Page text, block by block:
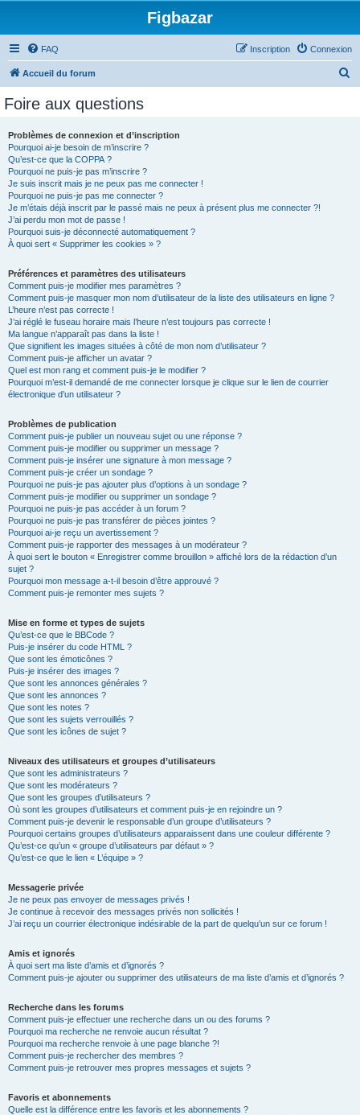
Figbazar
FAQ Connexion
Inscription
Accueil du forum
Foire aux questions
Problèmes de connexion et d’inscription
Pourquoi ai-je besoin de m’inscrire ?
Qu’est-ce que la COPPA ?
Pourquoi ne puis-je pas m’inscrire ?
Je suis inscrit mais je ne peux pas me connecter !
Pourquoi ne puis-je pas me connecter ?
Je m’étais déjà inscrit par le passé mais ne peux à présent plus me connecter ?!
J’ai perdu mon mot de passe !
Pourquoi suis-je déconnecté automatiquement ?
À quoi sert « Supprimer les cookies » ?
Préférences et paramètres des utilisateurs
Comment puis-je modifier mes paramètres ?
Comment puis-je masquer mon nom d’utilisateur de la liste des utilisateurs en ligne ?
L’heure n’est pas correcte !
J’ai réglé le fuseau horaire mais l’heure n’est toujours pas correcte !
Ma langue n’apparaît pas dans la liste !
Que signifient les images situées à côté de mon nom d’utilisateur ?
Comment puis-je afficher un avatar ?
Quel est mon rang et comment puis-je le modifier ?
Pourquoi m’est-il demandé de me connecter lorsque je clique sur le lien de courrier
électronique d’un utilisateur ?
Problèmes de publication
Comment puis-je publier un nouveau sujet ou une réponse ?
Comment puis-je modifier ou supprimer un message ?
Comment puis-je insérer une signature à mon message ?
Comment puis-je créer un sondage ?
Pourquoi ne puis-je pas ajouter plus d’options à un sondage ?
Comment puis-je modifier ou supprimer un sondage ?
Pourquoi ne puis-je pas accéder à un forum ?
Pourquoi ne puis-je pas transférer de pièces jointes ?
Pourquoi ai-je reçu un avertissement ?
Comment puis-je rapporter des messages à un modérateur ?
À quoi sert le bouton « Enregistrer comme brouillon » affiché lors de la rédaction d’un
sujet ?
Pourquoi mon message a-t-il besoin d’être approuvé ?
Comment puis-je remonter mes sujets ?
Mise en forme et types de sujets
Qu’est-ce que le BBCode ?
Puis-je insérer du code HTML ?
Que sont les émoticônes ?
Puis-je insérer des images ?
Que sont les annonces générales ?
Que sont les annonces ?
Que sont les notes ?
Que sont les sujets verrouillés ?
Que sont les icônes de sujet ?
Niveaux des utilisateurs et groupes d’utilisateurs
Que sont les administrateurs ?
Que sont les modérateurs ?
Que sont les groupes d’utilisateurs ?
Où sont les groupes d’utilisateurs et comment puis-je en rejoindre un ?
Comment puis-je devenir le responsable d’un groupe d’utilisateurs ?
Pourquoi certains groupes d’utilisateurs apparaissent dans une couleur différente ?
Qu’est-ce qu’un « groupe d’utilisateurs par défaut » ?
Qu’est-ce que le lien « L’équipe » ?
Messagerie privée
Je ne peux pas envoyer de messages privés !
Je continue à recevoir des messages privés non sollicités !
J’ai reçu un courrier électronique indésirable de la part de quelqu’un sur ce forum !
Amis et ignorés
À quoi sert ma liste d’amis et d’ignorés ?
Comment puis-je ajouter ou supprimer des utilisateurs de ma liste d’amis et d’ignorés ?
Recherche dans les forums
Comment puis-je effectuer une recherche dans un ou des forums ?
Pourquoi ma recherche ne renvoie aucun résultat ?
Pourquoi ma recherche renvoie à une page blanche ?!
Comment puis-je rechercher des membres ?
Comment puis-je retrouver mes propres messages et sujets ?
Favoris et abonnements
Quelle est la différence entre les favoris et les abonnements ?